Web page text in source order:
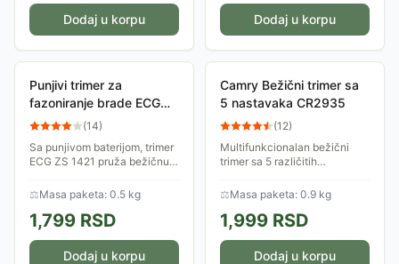
Dodaj u korpu Dodaj u korpu
Punjivi trimer za
fazoniranje brade ECG
ZS 1421 (14)
Sa punjivom baterijom, trimer
ECG ZS 1421 pruža bežičnu
do 40 minuta nakon 8 sati
punjenja.
⚖Masa paketa: 0.5 kg
1,799 RSD
Dodaj u korpu
Camry Bežični trimer sa
5 nastavaka CR2935
(12)
Multifunkcionalan bežični
trimer sa 5 različitih
doterivanje ili uklanjanje
dlačica. Uređaj se puni preko
USB kabla. Baterija...
⚖Masa paketa: 0.9 kg
1,999 RSD
Dodaj u korpu